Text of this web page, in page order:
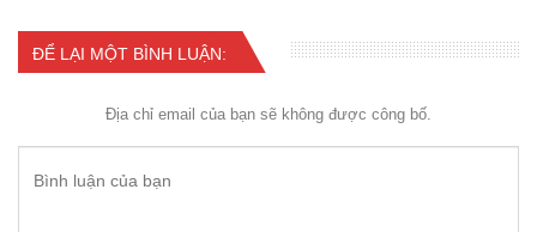
ĐỂ LẠI MỘT BÌNH LUẬN:
Địa chỉ email của bạn sẽ không được công bố.